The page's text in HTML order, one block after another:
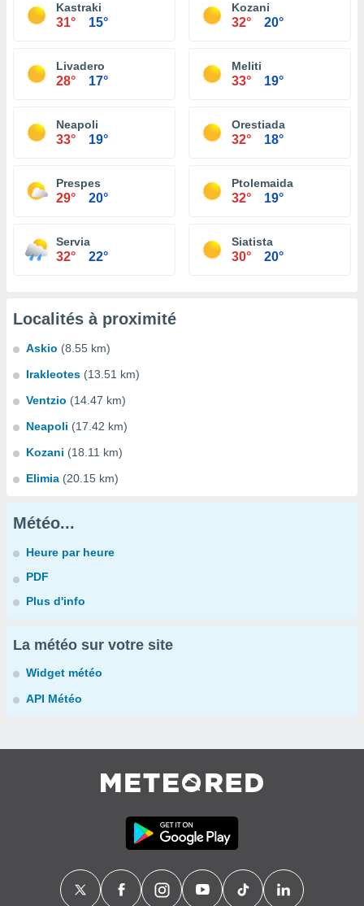
Kastraki
31° 15°
Kozani
32° 20°
Livadero
28° 17°
Meliti
33° 19°
Neapoli
33° 19°
Orestiada
32° 18°
Prespes
29° 20°
Ptolemaida
32° 19°
Servia
32° 22°
Siatista
30° 20°
Localités à proximité
Askio (8.55 km)
Irakleotes (13.51 km)
Ventzio (14.47 km)
Neapoli (17.42 km)
Kozani (18.11 km)
Elimia (20.15 km)
Météo...
Heure par heure
PDF
Plus d'info
La météo sur votre site
Widget météo
API Météo